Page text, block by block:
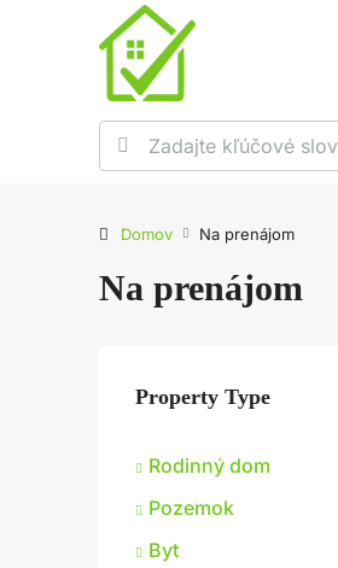
Domov Na prenájom
Na prenájom
Property Type
Rodinný dom
Pozemok
Byt